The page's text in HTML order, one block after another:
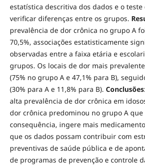
estatística descritiva dos dados e o
verificar diferenças entre os grupos.
prevalência de dor crônica no grupo A
70,5%, associações estatisticamente
observadas entre a faixa etária e
grupos. Os locais de dor mais
(75% no grupo A e 47,1% para B),
(30% para A e 11,8% para B). Conclusões
alta prevalência de dor crônica em
dor crônica predominou no grupo A que
consequência, ingere mais
que os dados possam contribuir com
preventivas de saúde pública e de
de programas de prevenção e controle